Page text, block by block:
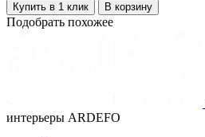
Купить в 1 клик В корзину
Подобрать похожее
интерьеры ARDEFO